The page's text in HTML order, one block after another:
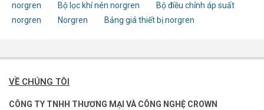
norgren
Bộ lọc khí nén norgren
Bộ điều chỉnh áp suất
norgren
Norgren Bảng giá thiết bị norgren
VỀ CHÚNG TÔI
CÔNG TY TNHH THƯƠNG MẠI VÀ CÔNG NGHỆ CROWN